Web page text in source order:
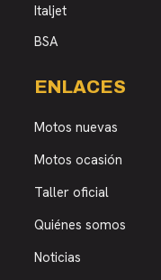
Italjet
BSA
ENLACES
Motos nuevas
Motos ocasión
Taller oficial
Quiénes somos
Noticias